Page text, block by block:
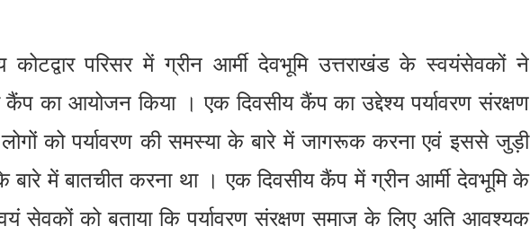
कोटद्वार परिसर में ग्रीन आर्मी देवभूमि उत्तराखंड के स्वयंसेवकों ने
कैंप का आयोजन किया । एक दिवसीय कैंप का उद्देश्य पर्यावरण संरक्षण
को पर्यावरण की समस्या के बारे में जागरूक करना एवं इससे जुड़ी
में बातचीत करना था । एक दिवसीय कैंप में ग्रीन आर्मी देवभूमि के
सेवकों को बताया कि पर्यावरण संरक्षण समाज के लिए अति आवश्यक